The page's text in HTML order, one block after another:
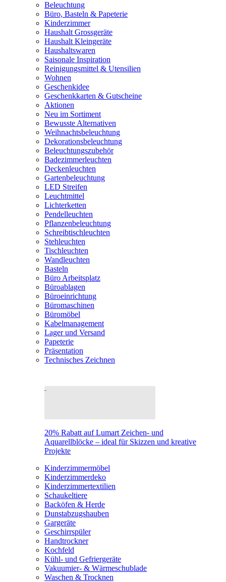
Beleuchtung
Büro, Basteln & Papeterie
Kinderzimmer
Haushalt Grossgeräte
Haushalt Kleingeräte
Haushaltswaren
Saisonale Inspiration
Reinigungsmittel & Utensilien
Wohnen
Geschenkidee
Geschenkkarten & Gutscheine
Aktionen
Neu im Sortiment
Bewusste Alternativen
Weihnachtsbeleuchtung
Dekorationsbeleuchtung
Beleuchtungszubehör
Badezimmerleuchten
Deckenleuchten
Gartenbeleuchtung
LED Streifen
Leuchtmittel
Lichterketten
Pendelleuchten
Pflanzenbeleuchtung
Schreibtischleuchten
Stehleuchten
Tischleuchten
Wandleuchten
Basteln
Büro Arbeitsplatz
Büroablagen
Büroeinrichtung
Büromaschinen
Büromöbel
Kabelmanagement
Lager und Versand
Papeterie
Präsentation
Technisches Zeichnen
20% Rabatt auf Lumart Zeichen- und
Aquarellblöcke – ideal für Skizzen und kreative
Projekte
Kinderzimmermöbel
Kinderzimmerdeko
Kinderzimmertextilien
Schaukeltiere
Backöfen & Herde
Dunstabzugshauben
Gargeräte
Geschirrspüler
Handtrockner
Kochfeld
Kühl- und Gefriergeräte
Vakuumier- & Wärmeschublade
Waschen & Trocknen